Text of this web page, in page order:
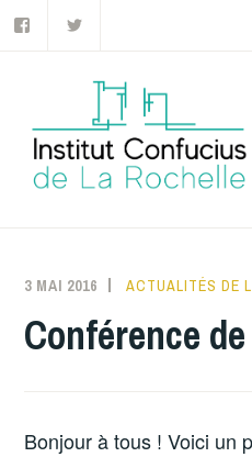
Accéder
DE LA
3 MAI 2016 ACTUALITÉS DE
Conférence
Bonjour à tous ! Voici un